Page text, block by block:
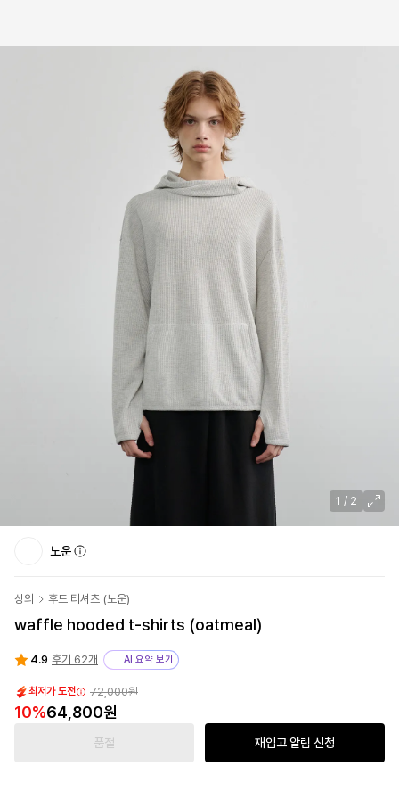
1 / 2
노운
상의 후드 티셔츠 (노운)
waffle hooded t-shirts (oatmeal)
4.9 후기 62개 AI 요약 보기
최저가 도전 72,000원
10%64,800원
품절 재입고 알림 신청